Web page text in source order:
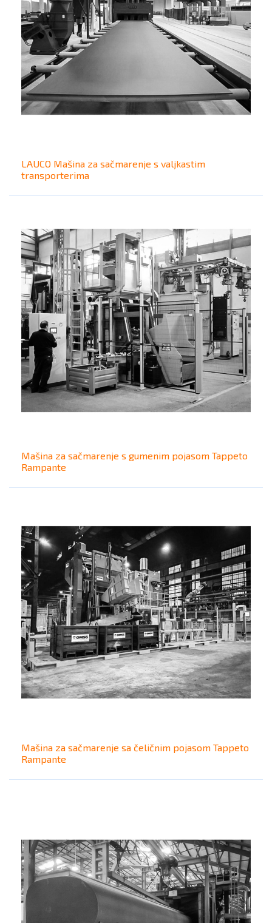
LAUCO Mašina za sačmarenje s valjkastim
transporterima
Mašina za sačmarenje s gumenim pojasom Tappeto
Rampante
Mašina za sačmarenje sa čeličnim pojasom Tappeto
Rampante